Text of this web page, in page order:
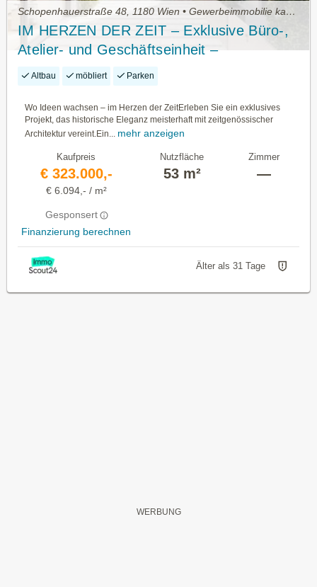
Schopenhauerstraße 48, 1180 Wien • Gewerbeimmobilie kaufen
IM HERZEN DER ZEIT – Exklusive Büro-,
Atelier- und Geschäftseinheit –
PROVISIONSFREI
Altbau möbliert Parken
Wo Ideen wachsen – im Herzen der ZeitErleben Sie ein exklusives
Projekt, das historische Eleganz meisterhaft mit zeitgenössischer
Architektur vereint.Ein... mehr anzeigen
Kaufpreis
€ 323.000,-
€ 6.094,- / m²
Gesponsert
Finanzierung berechnen
Nutzfläche
53 m²
Zimmer
—
Älter als 31 Tage